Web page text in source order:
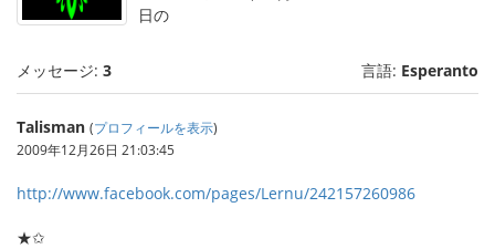
日の
メッセージ: 3 言語: Esperanto
Talisman (プロフィールを表示)
2009年12月26日 21:03:45
http://www.facebook.com/pages/Lernu/242157260986
★✩